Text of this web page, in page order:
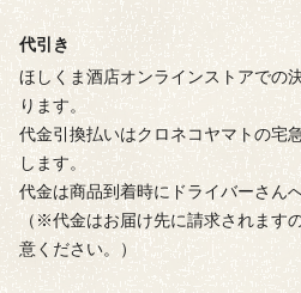
代引き
ほしくま酒店オンラインストアでの
ります。
代金引換払いはクロネコヤマトの宅
します。
代金は商品到着時にドライバーさん
（※代金はお届け先に請求されます
意ください。）